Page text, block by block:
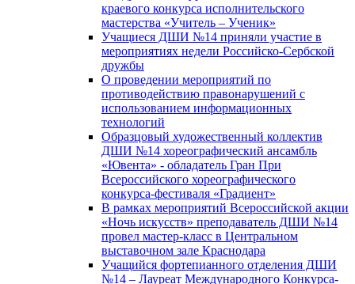
краевого конкурса исполнительского
мастерства «Учитель – Ученик»
Учащиеся ДШИ №14 приняли участие в
мероприятиях недели Российско-Сербской
дружбы
О проведении мероприятий по
противодействию правонарушений с
использованием информационных
технологий
Образцовый художественный коллектив
ДШИ №14 хореографический ансамбль
«Ювента» - обладатель Гран При
Всероссийского хореографического
конкурса-фестиваля «Градиент»
В рамках мероприятий Всероссийской акции
«Ночь искусств» преподаватель ДШИ №14
провел мастер-класс в Центральном
выставочном зале Краснодара
Учащийся фортепианного отделения ДШИ
№14 – Лауреат Международного Конкурса-